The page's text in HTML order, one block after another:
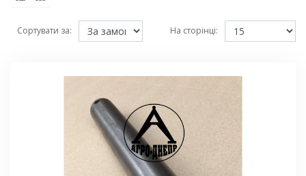
Сортувати за: На сторінці: